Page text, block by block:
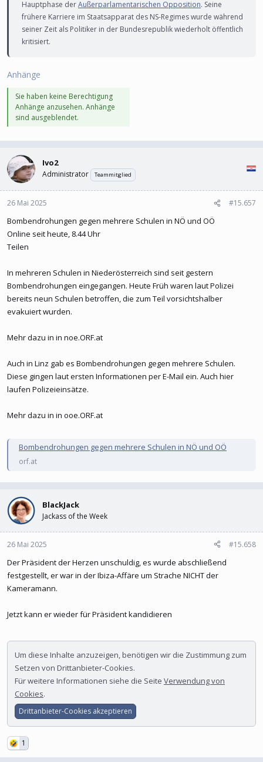
Hauptphase derAußerparlamentarischen Opposition. Seine
frühere Karriere im Staatsapparat des NS-Regimes wurde während
seiner Zeit als Politiker in der Bundesrepublik wiederholt öffentlich
kritisiert.
Anhänge
Sie haben keine Berechtigung
Anhänge anzusehen. Anhänge
sind ausgeblendet.
Ivo2
Administrator Teammitglied
26 Mai 2025 #15.657
Bombendrohungen gegen mehrere Schulen in NÖ und OÖ
Online seit heute, 8.44 Uhr
Teilen
In mehreren Schulen in Niederösterreich sind seit gestern
Bombendrohungen eingegangen. Heute Früh waren laut Polizei
bereits neun Schulen betroffen, die zum Teil vorsichtshalber
evakuiert wurden.
Mehr dazu in in noe.ORF.at
Auch in Linz gab es Bombendrohungen gegen mehrere Schulen.
Diese gingen laut ersten Informationen per E-Mail ein. Auch hier
laufen Polizeieinsätze.
Mehr dazu in in ooe.ORF.at
Bombendrohungen gegen mehrere Schulen in NÖ und OÖ
orf.at
BlackJack
Jackass of the Week
26 Mai 2025 #15.658
Der Präsident der Herzen unschuldig, es wurde abschließend
festgestellt, er war in der Ibiza-Affäre um Strache NICHT der
Kameramann.
Jetzt kann er wieder für Präsident kandidieren
Um diese Inhalte anzuzeigen, benötigen wir die Zustimmung zum
Setzen von Drittanbieter-Cookies.
Für weitere Informationen siehe die Seite Verwendung von
Cookies.
Drittanbieter-Cookies akzeptieren
1